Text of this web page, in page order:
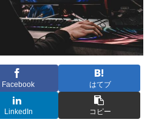
Facebook はてブ
LinkedIn コピー